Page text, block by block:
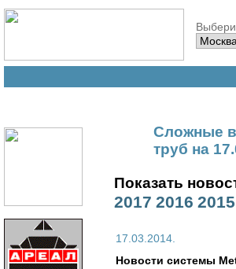
Сложные
труб на
Показать
2017 2016 2015
17.03.2014.
Новости cистемы